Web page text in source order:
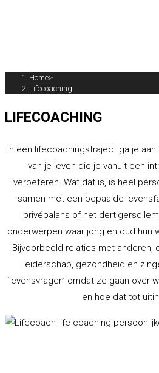
Home>
Lifecoaching
LIFECOACHING
In een lifecoachingstraject ga je
van je leven die je vanuit een
verbeteren. Wat dat is, is heel
samen met een bepaalde
privébalans of het
onderwerpen waar jong en oud hun
Bijvoorbeeld relaties met anderen,
leiderschap, gezondheid en
‘levensvragen’ omdat ze gaan over
en hoe dat tot